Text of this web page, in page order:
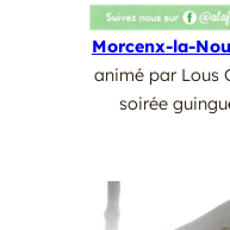
Morcenx-la-
animé par Lous
soirée